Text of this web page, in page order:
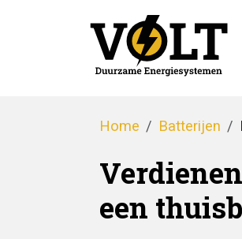
Home Batterijen
een